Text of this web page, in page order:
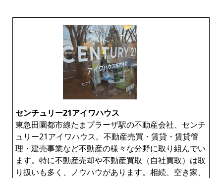
センチュリー21アイワハウス
東急田園都市線たまプラーザ駅の不動産会社、センチ
ュリー21アイワハウス。不動産売買・賃貸・賃貸管
理・建売事業など不動産の様々な分野に取り組んでい
ます。特に不動産売却や不動産買取（自社買取）は取
り扱いも多く、ノウハウがあります。相続、空き家、